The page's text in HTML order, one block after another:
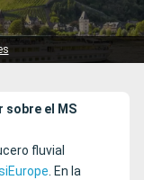
Compañías
sobre el MS
fluvial
. En la